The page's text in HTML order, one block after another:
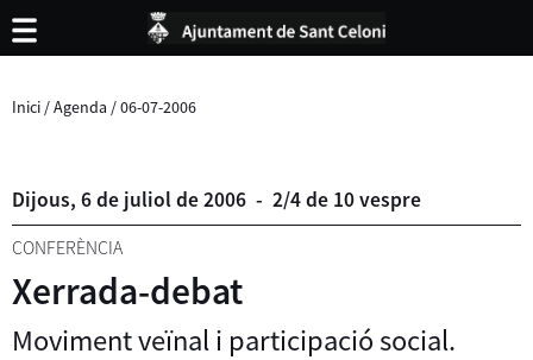
Inici /Agenda /06-07-2006
Dijous, 6de juliolde2006 - 2/4 de 10 vespre
CONFERÈNCIA
Xerrada-debat
Moviment veïnal i participació social.